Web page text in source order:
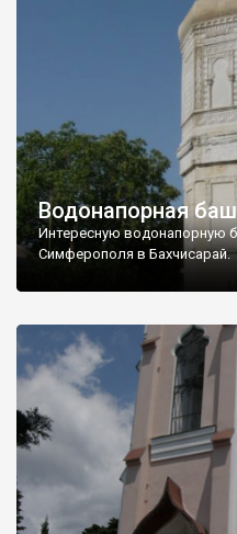
Водонапорная
Интересную водонапорную
Симферополя в Бахчисарай.